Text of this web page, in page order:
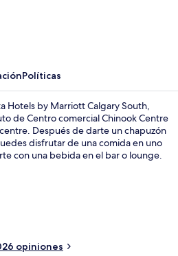
Políticas
Hotels by Marriott Calgary South,
de Centro comercial Chinook Centre
Después de darte un chapuzón
disfrutar de una comida en uno
con una bebida en el bar o lounge.
habitaciones con refrigerador y
encanta el personal amable. La
a pie de algunas opciones de
tren ligero Southland está a 8
opiniones